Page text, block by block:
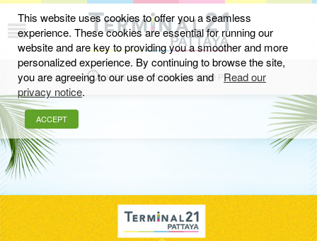
MON-SUN 11.00 AM - 10.00 PM
อีเว้นท์และกิจกรรม
This website uses cookies to offer you a seamless
experience. These cookies are essential for running our
website and are key to providing you a smoother and more
personalized experience. By continuing to browse the site,
you are agreeing to our use of cookies and
Read our
privacy notice.
ACCEPT